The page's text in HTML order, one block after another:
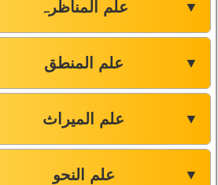
علم المناظرہ ▼
علم المنطق ▼
علم المیراث ▼
علم النحو ▼